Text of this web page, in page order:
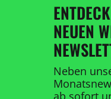
NEUEN
Neben
ab sofort